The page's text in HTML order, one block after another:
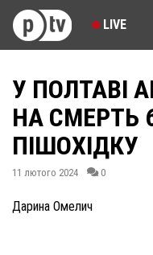
LIVE
У ПОЛТАВІ
НА СМЕРТЬ
ПІШОХІДКУ
11 лютого 2024 0
Дарина Омелич